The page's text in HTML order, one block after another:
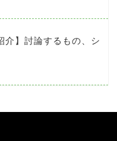
介】討論するもの、シ